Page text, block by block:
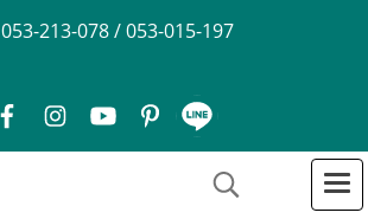
053-213-078 / 053-015-197